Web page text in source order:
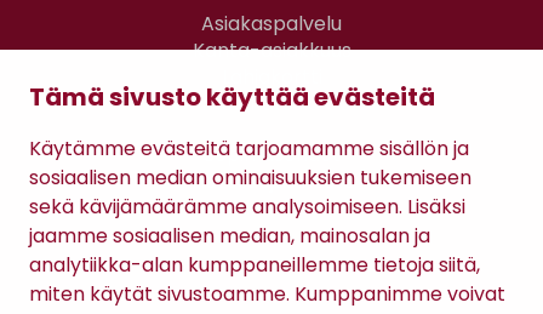
Tämä sivusto käyttää evästeitä
Käytämme evästeitä tarjoamamme sisällön ja
sosiaalisen median ominaisuuksien tukemiseen
sekä kävijämäärämme analysoimiseen. Lisäksi
jaamme sosiaalisen median, mainosalan ja
analytiikka-alan kumppaneillemme tietoja siitä,
miten käytät sivustoamme. Kumppanimme voivat
Asiakaspalvelu
Kanta-asiakkuus
Gomee Ratsula Café
Sopimusehdot
Tietosuojaseloste
Maksutavat